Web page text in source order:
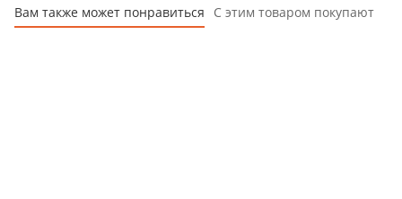
Вам также может понравиться С этим товаром покупают